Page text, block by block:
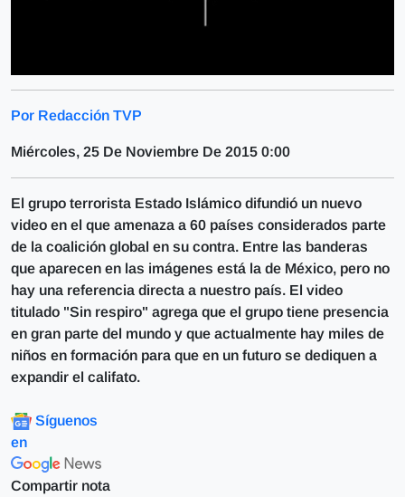
Por Redacción TVP
Miércoles, 25 De Noviembre De 2015 0:00
El grupo terrorista Estado Islámico difundió un nuevo
video en el que amenaza a 60 países considerados parte
de la coalición global en su contra. Entre las banderas
que aparecen en las imágenes está la de México, pero no
hay una referencia directa a nuestro país. El video
titulado "Sin respiro" agrega que el grupo tiene presencia
en gran parte del mundo y que actualmente hay miles de
niños en formación para que en un futuro se dediquen a
expandir el califato.
Síguenos
en
Compartir nota